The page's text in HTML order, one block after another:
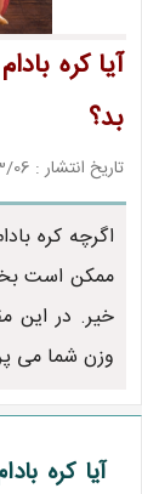
آیا کره
بد؟
تاریخ انتشار : 1399/03/06 19:58:21
اگرچه کره
ممکن است
خیر. در این
وزن شما می
آیا کره